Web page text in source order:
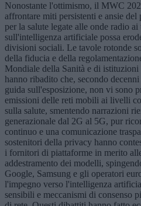
Nonostante l'ottimismo, il MWC
affrontare miti persistenti e ansie
per la salute legate alle onde radio
sull'intelligenza artificiale possa
divisioni sociali. Le tavole rotonde
della fiducia e della
Mondiale della Sanità e di
hanno ribadito che, secondo
guida sull'esposizione, non vi sono
emissioni delle reti mobili ai livelli
sulla salute, smentendo narrazioni
generazionale dal 2G al 5G, pur
continuo e una comunicazione
sostenitori della privacy hanno
i fornitori di piattaforme in merito
addestramento dei modelli,
Google, Samsung e gli operatori
l'impegno verso l'intelligenza
sensibili e meccanismi di consenso